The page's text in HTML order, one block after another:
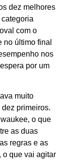
dez melhores
com o
último final
nos
por um
muito
primeiros.
o que
as duas
regras e as
o que vai agitar